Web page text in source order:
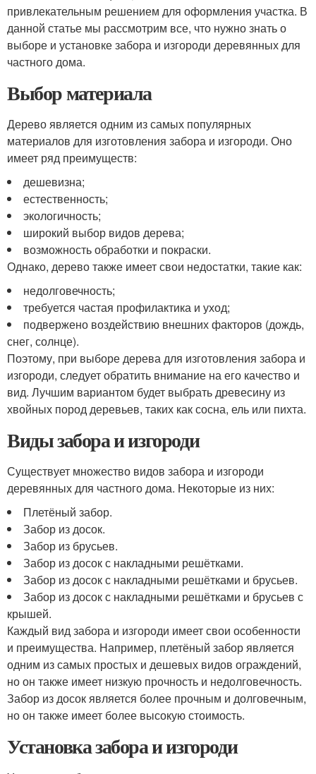
привлекательным решением для оформления участка. В
данной статье мы рассмотрим все, что нужно знать о
выборе и установке забора и изгороди деревянных для
частного дома.
Выбор материала
Дерево является одним из самых популярных
материалов для изготовления забора и изгороди. Оно
имеет ряд преимуществ:
дешевизна;
естественность;
экологичность;
широкий выбор видов дерева;
возможность обработки и покраски.
Однако, дерево также имеет свои недостатки, такие как:
недолговечность;
требуется частая профилактика и уход;
подвержено воздействию внешних факторов (дождь,
снег, солнце).
Поэтому, при выборе дерева для изготовления забора и
изгороди, следует обратить внимание на его качество и
вид. Лучшим вариантом будет выбрать древесину из
хвойных пород деревьев, таких как сосна, ель или пихта.
Виды забора и изгороди
Существует множество видов забора и изгороди
деревянных для частного дома. Некоторые из них:
Плетёный забор.
Забор из досок.
Забор из брусьев.
Забор из досок с накладными решётками.
Забор из досок с накладными решётками и брусьев.
Забор из досок с накладными решётками и брусьев с
крышей.
Каждый вид забора и изгороди имеет свои особенности
и преимущества. Например, плетёный забор является
одним из самых простых и дешевых видов ограждений,
но он также имеет низкую прочность и недолговечность.
Забор из досок является более прочным и долговечным,
но он также имеет более высокую стоимость.
Установка забора и изгороди